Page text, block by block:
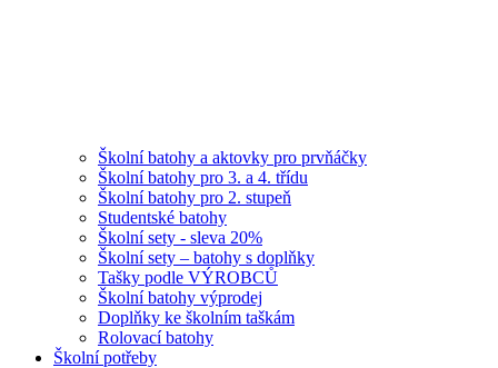
Školní batohy a aktovky pro prvňáčky
Školní batohy pro 3. a 4. třídu
Školní batohy pro 2. stupeň
Studentské batohy
Školní sety - sleva 20%
Školní sety – batohy s doplňky
Tašky podle VÝROBCŮ
Školní batohy výprodej
Doplňky ke školním taškám
Rolovací batohy
Školní potřeby